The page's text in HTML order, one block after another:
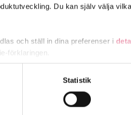
Du kan själv välja
och ställ in dina preferenser i
förklaringen.
och annonserna till användarna,
även sådana identifierare och
vi samarbetar med. Dessa kan i
Statistik